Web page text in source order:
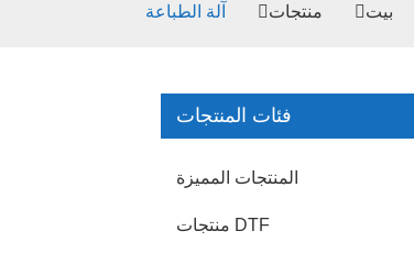
بيت منتجات آلة الطباعة
فئات المنتجات
المنتجات المميزة
منتجات DTF